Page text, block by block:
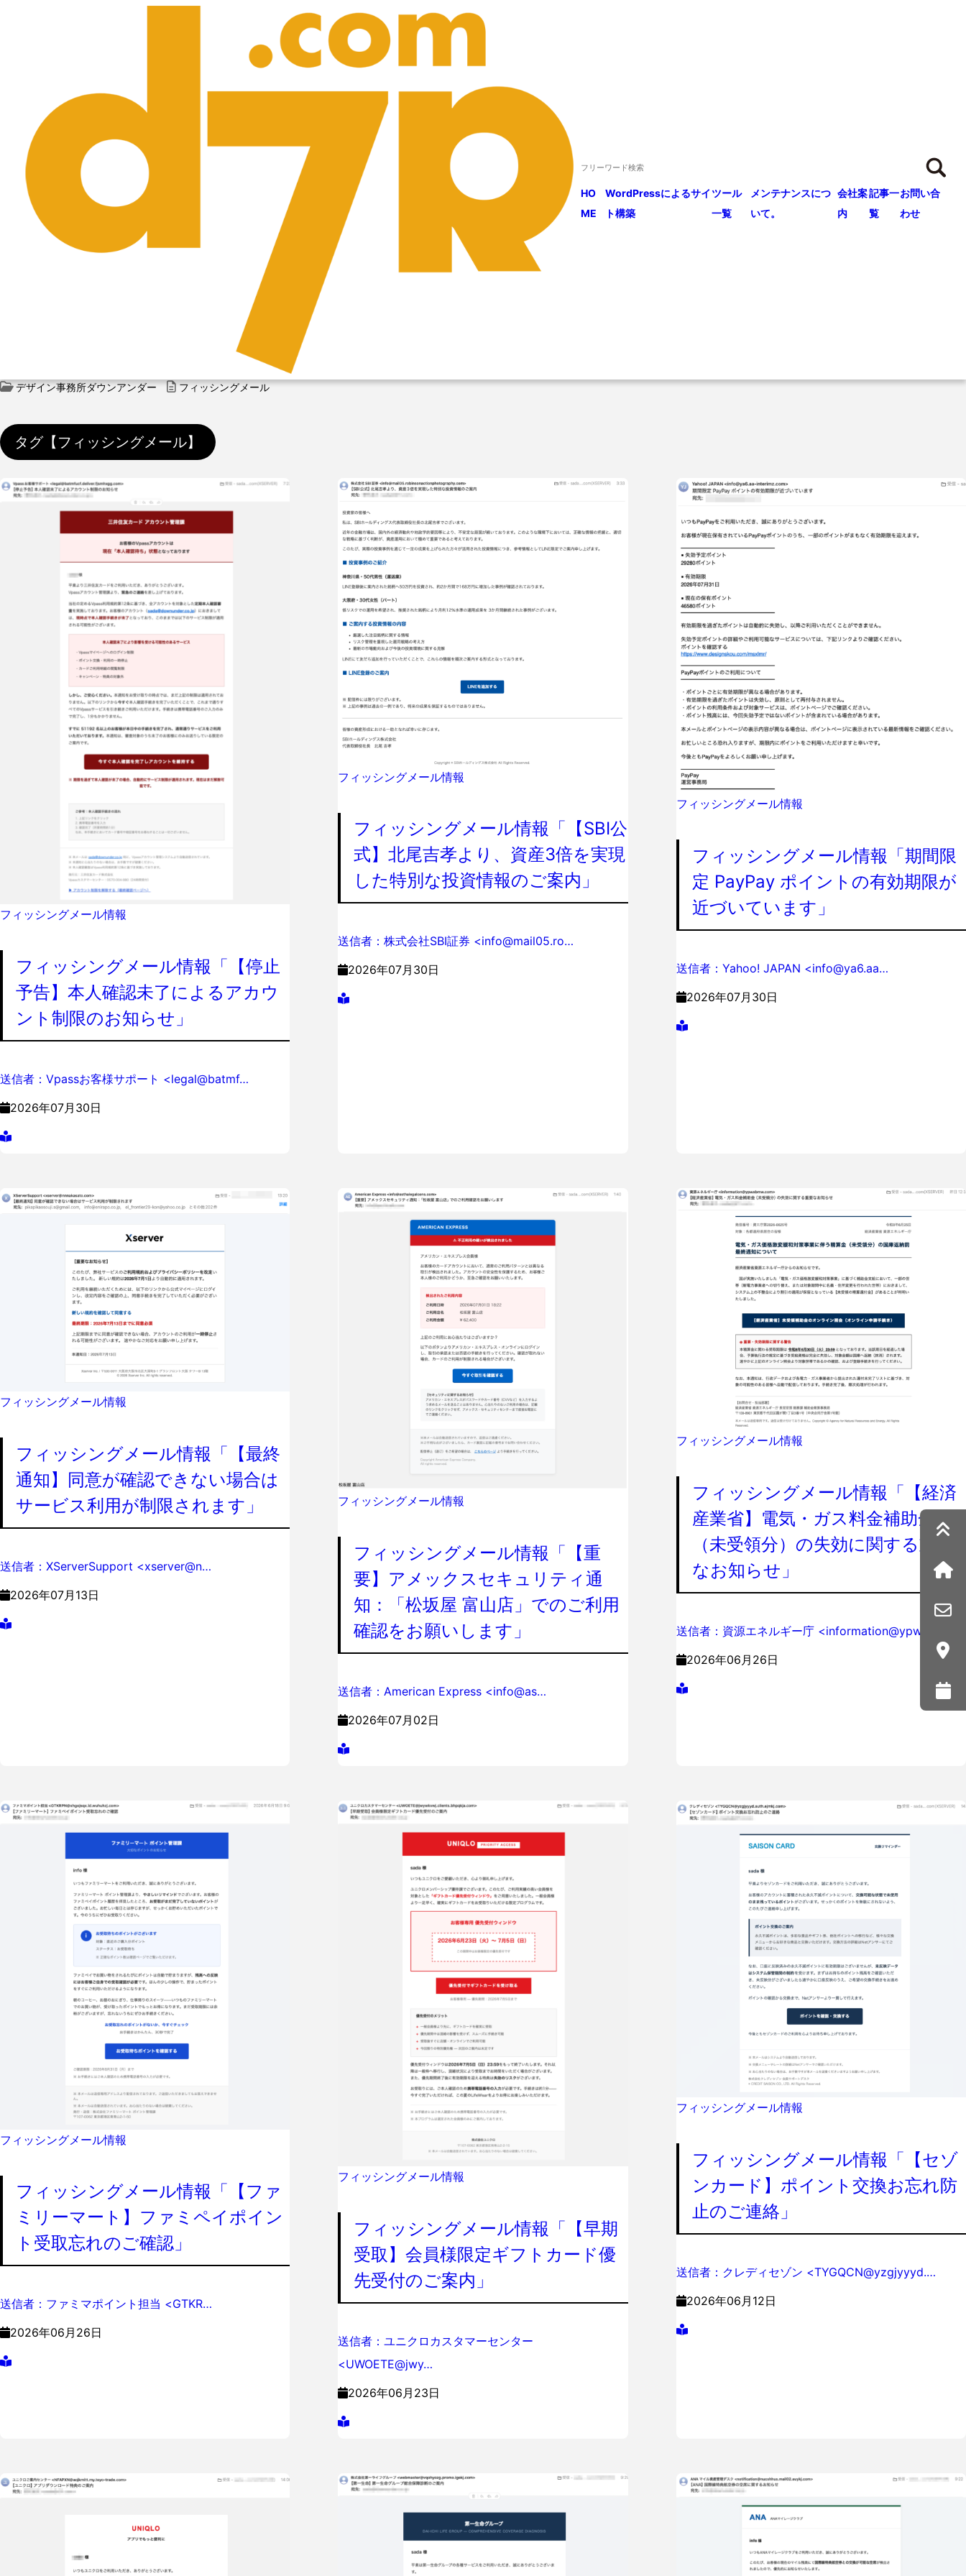
HO
ME
WordPressによるサイ
ト構築
ツール
一覧
メンテナンスにつ
いて。
会社案
内
記事一
覧
お問い合
わせ
デザイン事務所ダウンアンダー フィッシングメール
タグ【フィッシングメール】
フィッシングメール情報
フィッシングメール情報「【停止
予告】本人確認未了によるアカウ
ント制限のお知らせ」
送信者：Vpassお客様サポート <legal@batmf…
2026年07月30日
フィッシングメール情報
フィッシングメール情報「【SBI公
式】北尾吉孝より、資産3倍を実現
した特別な投資情報のご案内」
送信者：株式会社SBI証券 <info@mail05.ro…
2026年07月30日
フィッシングメール情報
フィッシングメール情報「期間限
定 PayPay ポイントの有効期限が
近づいています」
送信者：Yahoo! JAPAN <info@ya6.aa…
2026年07月30日
フィッシングメール情報
フィッシングメール情報「【最終
通知】同意が確認できない場合は
サービス利用が制限されます」
送信者：XServerSupport <xserver@n…
2026年07月13日
フィッシングメール情報
フィッシングメール情報「【重
要】アメックスセキュリティ通
知：「松坂屋 富山店」でのご利用
確認をお願いします」
送信者：American Express <info@as…
2026年07月02日
フィッシングメール情報
フィッシングメール情報「【経済
産業省】電気・ガス料金補助金
（未受領分）の失効に関する重要
なお知らせ」
送信者：資源エネルギー庁 <information@ypw…
2026年06月26日
フィッシングメール情報
フィッシングメール情報「【ファ
ミリーマート】ファミペイポイン
ト受取忘れのご確認」
送信者：フ​ァ​ミ​マ​ポ​イ​ン​ト​担​当 <GTKR…
2026年06月26日
フィッシングメール情報
フィッシングメール情報「【早期
受取】会員様限定ギフトカード優
先受付のご案内」
送信者：ユニクロカスタマーセンター
<UWOETE@jwy…
2026年06月23日
フィッシングメール情報
フィッシングメール情報「【セゾ
ンカード】ポイント交換お忘れ防
止のご連絡」
送信者：クレディセゾン <TYGQCN@yzgjyyyd.…
2026年06月12日